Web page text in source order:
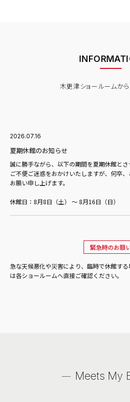
木更津ショールームか
2026.07.16
夏期休館のお知らせ
誠に勝手ながら、以下の期間を夏期休館とさ
ご不便ご迷惑をおかけいたしますが、何卒
お願い申し上げます。
休館日：8月8日（土） ～ 8月16日（日）
緊急時のお願
急な天候悪化や災害により、臨時で休館す
は各ショールームへ直接ご確認ください。
Meets My